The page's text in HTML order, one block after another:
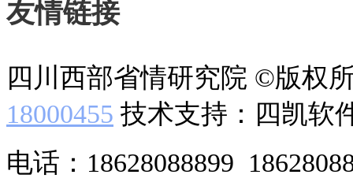
友情链接
四川西部省情研究院 ©版权
18000455 技术支持：四凯软
电话：18628088899